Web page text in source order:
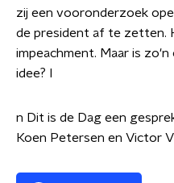
zij een vooronderzoek
de president af te zetten.
impeachment. Maar is
idee? I
n Dit is de Dag een
Koen Petersen en Victor